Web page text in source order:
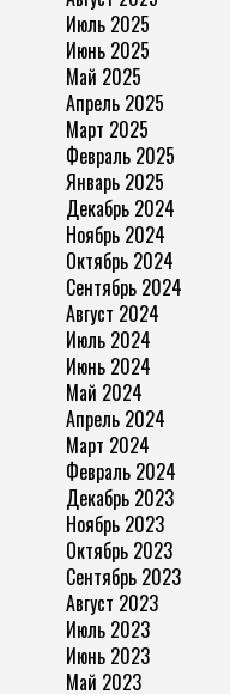
Июль 2025
Июнь 2025
Май 2025
Апрель 2025
Март 2025
Февраль 2025
Январь 2025
Декабрь 2024
Ноябрь 2024
Октябрь 2024
Сентябрь 2024
Август 2024
Июль 2024
Июнь 2024
Май 2024
Апрель 2024
Март 2024
Февраль 2024
Декабрь 2023
Ноябрь 2023
Октябрь 2023
Сентябрь 2023
Август 2023
Июль 2023
Июнь 2023
Май 2023